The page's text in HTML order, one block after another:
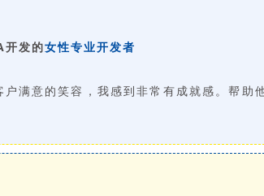
开发的女性专业开发者
满意的笑容，我感到非常有成就感。帮